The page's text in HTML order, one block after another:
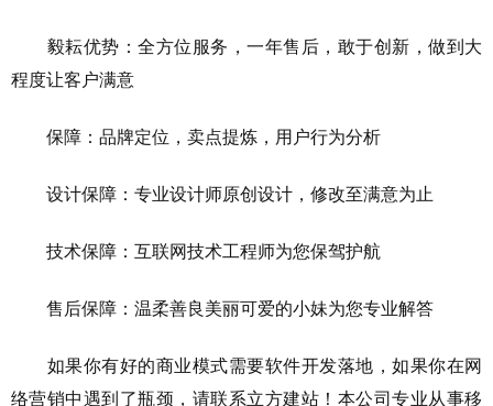
毅耘优势：全方位服务，一年售后，敢于创新，做到大
程度让客户满意
保障：品牌定位，卖点提炼，用户行为分析
设计保障：专业设计师原创设计，修改至满意为止
技术保障：互联网技术工程师为您保驾护航
售后保障：温柔善良美丽可爱的小妹为您专业解答
如果你有好的商业模式需要软件开发落地，如果你在网
络营销中遇到了瓶颈，请联系立方建站！本公司专业从事移